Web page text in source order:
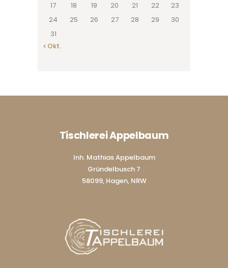
17
18 19 20 21 22
23
24
25 26 27 28 29
30
31
« Okt.
Tischlerei Appelbaum
Inh. Mathias Appelbaum
Gründelbusch 7
58099, Hagen, NRW